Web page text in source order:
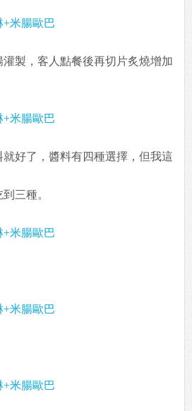
製，客人點餐後再切片炙燒增加
好了，醬料有四種選擇，但我這
三種。